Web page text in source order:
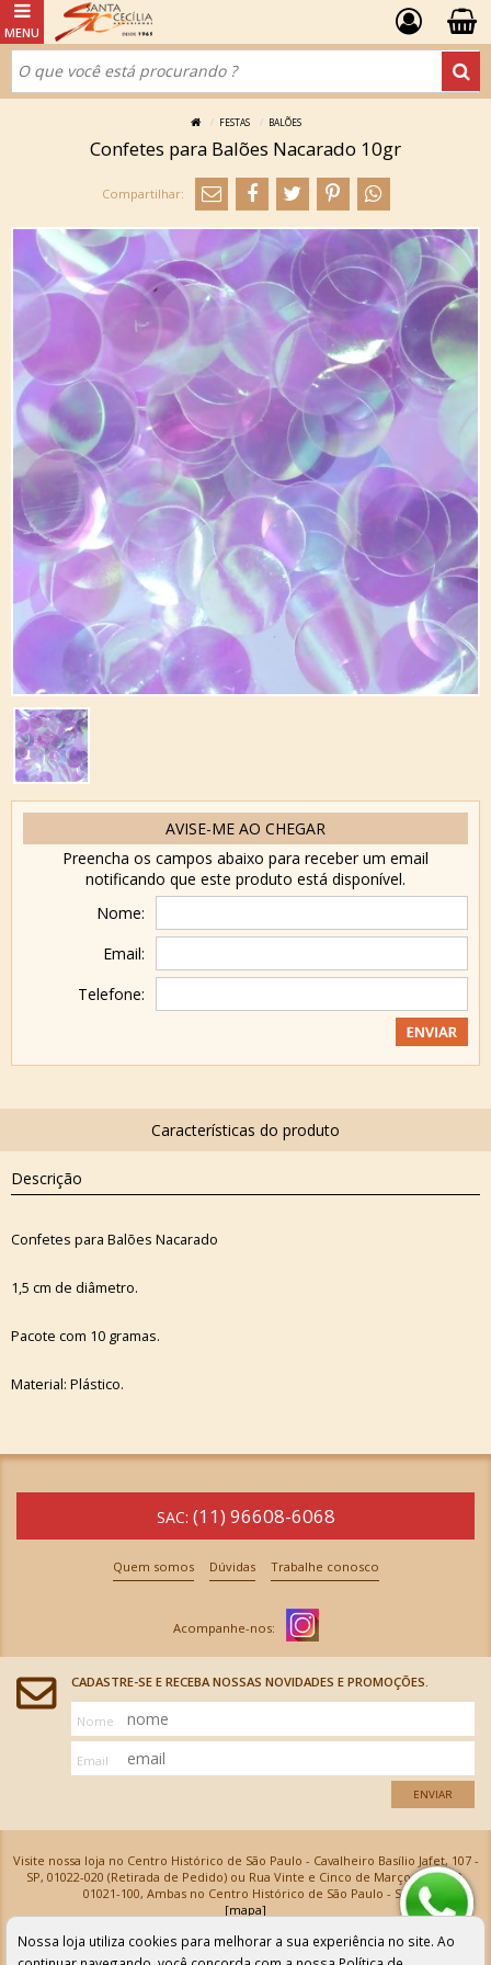
FESTAS BALÕES
Confetes para Balões Nacarado 10gr
AVISE-ME AO CHEGAR
Preencha os campos abaixo para receber um email
notificando que este produto está disponível.
Nome:
Email:
Telefone:
Descrição
Confetes para Balões Nacarado
1,5 cm de diâmetro.
Pacote com 10 gramas.
Material: Plástico.
SAC: (11) 96608-6068
Quem somos Dúvidas Trabalhe conosco
CADASTRE-SE E RECEBA NOSSAS NOVIDADES E PROMOÇÕES.
Nome
Email
ENVIAR
Visite nossa loja no Centro Histórico de São Paulo - Cavalheiro Basílio Jafet, 107 -
SP, 01022-020 (Retirada de Pedido) ou Rua Vinte e Cinco de Março, 576 - SP,
01021-100, Ambas no Centro Histórico de São Paulo - SP
[mapa]
Armarinhos Santa Cecília Ltda | CNPJ: 61.069.639/0001-18
Os preços e as condições de pagamento apresentadas na loja virtual não valem para nossa loja física e
podem sofrer alterações sem aviso prévio. Vendas com cartão de crédito sujeitas a análise e
Nossa loja utiliza cookies para melhorar a sua experiência no site. Ao